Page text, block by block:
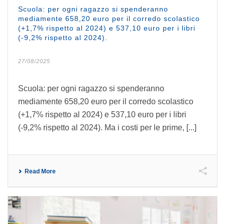
Scuola: per ogni ragazzo si spenderanno
mediamente 658,20 euro per il corredo scolastico
(+1,7% rispetto al 2024) e 537,10 euro per i libri
(-9,2% rispetto al 2024).
27/08/2025
Scuola: per ogni ragazzo si spenderanno
mediamente 658,20 euro per il corredo scolastico
(+1,7% rispetto al 2024) e 537,10 euro per i libri
(-9,2% rispetto al 2024). Ma i costi per le prime, [...]
Read More